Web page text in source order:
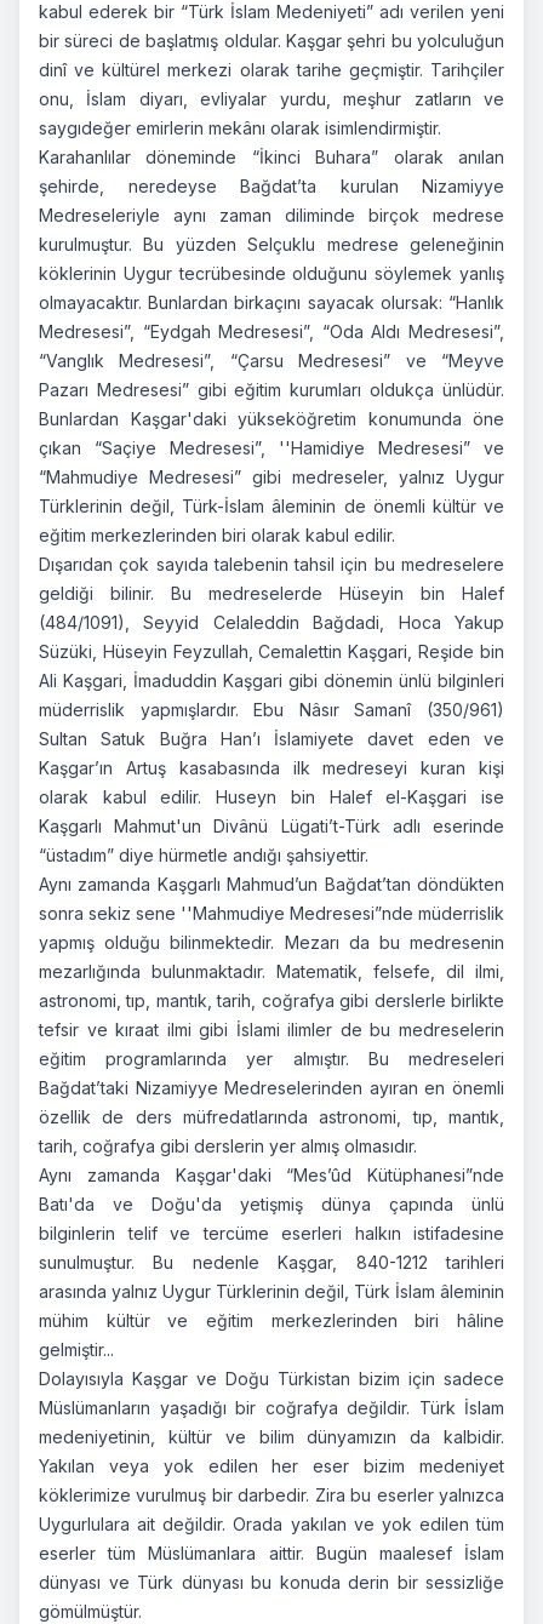
kabul ederek bir “Türk İslam Medeniyeti” adı verilen yeni
bir süreci de başlatmış oldular. Kaşgar şehri bu yolculuğun
dinî ve kültürel merkezi olarak tarihe geçmiştir. Tarihçiler
onu, İslam diyarı, evliyalar yurdu, meşhur zatların ve
saygıdeğer emirlerin mekânı olarak isimlendirmiştir.
Karahanlılar döneminde “İkinci Buhara” olarak anılan
şehirde, neredeyse Bağdat’ta kurulan Nizamiyye
Medreseleriyle aynı zaman diliminde birçok medrese
kurulmuştur. Bu yüzden Selçuklu medrese geleneğinin
köklerinin Uygur tecrübesinde olduğunu söylemek yanlış
olmayacaktır. Bunlardan birkaçını sayacak olursak: “Hanlık
Medresesi”, “Eydgah Medresesi”, “Oda Aldı Medresesi”,
“Vanglık Medresesi”, “Çarsu Medresesi” ve “Meyve
Pazarı Medresesi” gibi eğitim kurumları oldukça ünlüdür.
Bunlardan Kaşgar'daki yükseköğretim konumunda öne
çıkan “Saçiye Medresesi”, ''Hamidiye Medresesi” ve
“Mahmudiye Medresesi” gibi medreseler, yalnız Uygur
Türklerinin değil, Türk-İslam âleminin de önemli kültür ve
eğitim merkezlerinden biri olarak kabul edilir.
Dışarıdan çok sayıda talebenin tahsil için bu medreselere
geldiği bilinir. Bu medreselerde Hüseyin bin Halef
(484/1091), Seyyid Celaleddin Bağdadi, Hoca Yakup
Süzüki, Hüseyin Feyzullah, Cemalettin Kaşgari, Reşide bin
Ali Kaşgari, İmaduddin Kaşgari gibi dönemin ünlü bilginleri
müderrislik yapmışlardır. Ebu Nâsır Samanî (350/961)
Sultan Satuk Buğra Han’ı İslamiyete davet eden ve
Kaşgar’ın Artuş kasabasında ilk medreseyi kuran kişi
olarak kabul edilir. Huseyn bin Halef el-Kaşgari ise
Kaşgarlı Mahmut'un Divânü Lügati’t-Türk adlı eserinde
“üstadım” diye hürmetle andığı şahsiyettir.
Aynı zamanda Kaşgarlı Mahmud’un Bağdat’tan döndükten
sonra sekiz sene ''Mahmudiye Medresesi”nde müderrislik
yapmış olduğu bilinmektedir. Mezarı da bu medresenin
mezarlığında bulunmaktadır. Matematik, felsefe, dil ilmi,
astronomi, tıp, mantık, tarih, coğrafya gibi derslerle birlikte
tefsir ve kıraat ilmi gibi İslami ilimler de bu medreselerin
eğitim programlarında yer almıştır. Bu medreseleri
Bağdat’taki Nizamiyye Medreselerinden ayıran en önemli
özellik de ders müfredatlarında astronomi, tıp, mantık,
tarih, coğrafya gibi derslerin yer almış olmasıdır.
Aynı zamanda Kaşgar'daki “Mes’ûd Kütüphanesi”nde
Batı'da ve Doğu'da yetişmiş dünya çapında ünlü
bilginlerin telif ve tercüme eserleri halkın istifadesine
sunulmuştur. Bu nedenle Kaşgar, 840-1212 tarihleri
arasında yalnız Uygur Türklerinin değil, Türk İslam âleminin
mühim kültür ve eğitim merkezlerinden biri hâline
gelmiştir...
Dolayısıyla Kaşgar ve Doğu Türkistan bizim için sadece
Müslümanların yaşadığı bir coğrafya değildir. Türk İslam
medeniyetinin, kültür ve bilim dünyamızın da kalbidir.
Yakılan veya yok edilen her eser bizim medeniyet
köklerimize vurulmuş bir darbedir. Zira bu eserler yalnızca
Uygurlulara ait değildir. Orada yakılan ve yok edilen tüm
eserler tüm Müslümanlara aittir. Bugün maalesef İslam
dünyası ve Türk dünyası bu konuda derin bir sessizliğe
gömülmüştür.